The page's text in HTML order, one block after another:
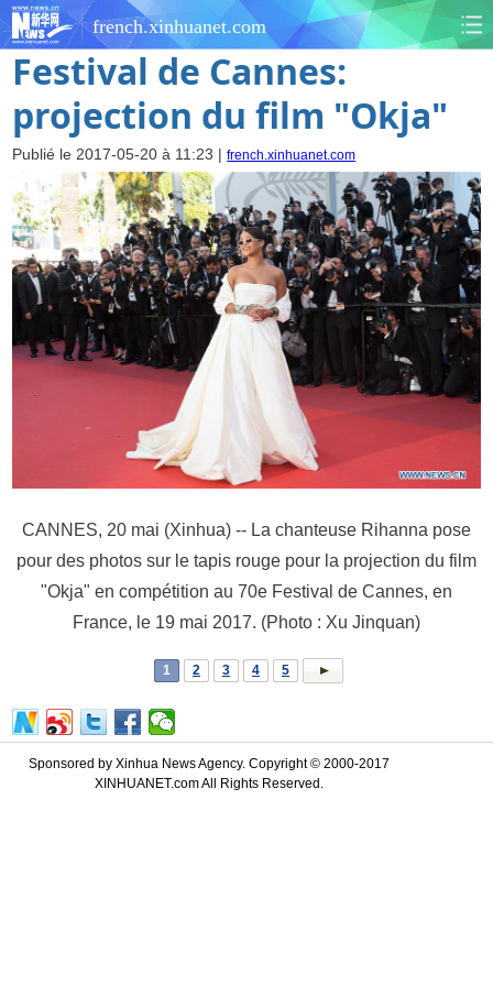
french.xinhuanet.com
Festival de Cannes:
projection du film "Okja"
Publié le 2017-05-20 à 11:23 |french.xinhuanet.com
CANNES, 20 mai (Xinhua) -- La chanteuse Rihanna pose
pour des photos sur le tapis rouge pour la projection du film
"Okja" en compétition au 70e Festival de Cannes, en
France, le 19 mai 2017. (Photo : Xu Jinquan)
1 2 3 4 5
Sponsored by Xinhua News Agency. Copyright © 2000-2017
XINHUANET.com All Rights Reserved.